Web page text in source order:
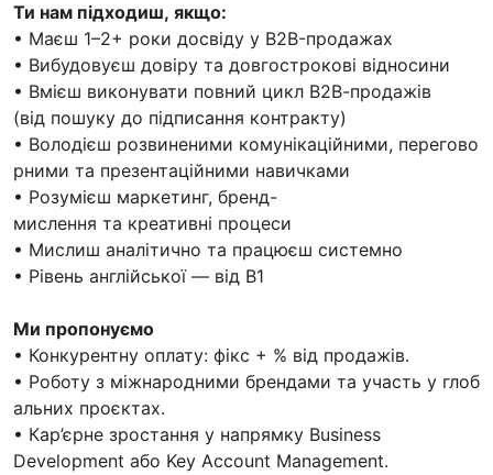
Ти нам підходиш, якщо:
• Маєш 1–2+ роки досвіду у B2B-продажах
• Вибудовуєш довіру та довгострокові відносини
• Вмієш виконувати повний цикл В2В-продажів
(від пошуку до підписання контракту)
• Володієш розвиненими комунікаційними, перегово
рними та презентаційними навичками
• Розумієш маркетинг, бренд-
мислення та креативні процеси
• Мислиш аналітично та працюєш системно
• Рівень англійської — від B1
Ми пропонуємо
• Конкурентну оплату: фікс + % від продажів.
• Роботу з міжнародними брендами та участь у глоб
альних проєктах.
• Кар’єрне зростання у напрямку Business
Development або Key Account Management.